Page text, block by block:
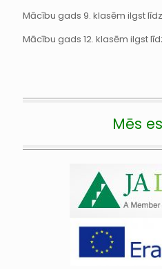
Mācību gads 9. klasēm ilgst
Mācību gads 12. klasēm ilgst
Mēs